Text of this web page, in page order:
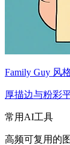
Family Guy 风
厚描边与粉彩
常用AI工具
高频可复用的